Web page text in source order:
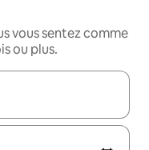
vous sentez comme
ou plus.
les flèches vers le